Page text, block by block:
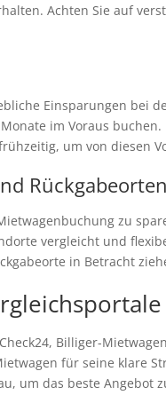
Achten Sie auf
Einsparungen bei
im Voraus
um von
Rückgabeorten
zu
vergleicht und
in Betracht
Billiger-
für seine klare
um das beste Angebot